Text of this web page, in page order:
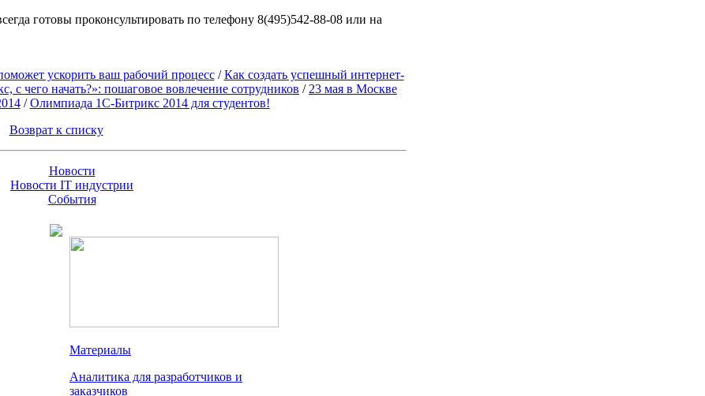
готовы проконсультировать по телефону 8(495)542-88-08 или на
ускорить ваш рабочий процесс/Как создать успешный интернет-
с чего начать?»: пошаговое вовлечение сотрудников / 23 мая в Москве
/Олимпиада 1С-Битрикс 2014 для студентов!
Возврат к списку
Новости
Новости IT индустрии
События
Материалы
Аналитика для разработчиков и
заказчиков